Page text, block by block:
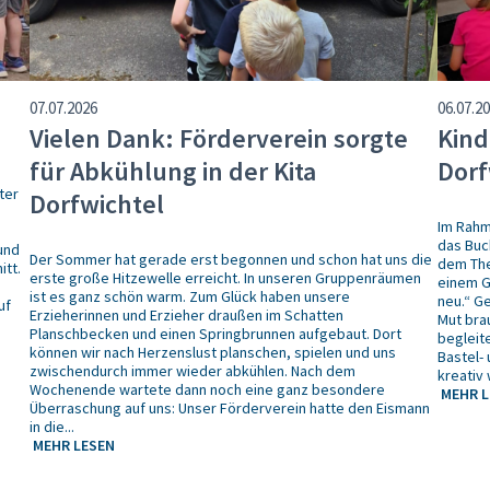
07.07.2026
Vielen Dank: Förderverein sorgte
für Abkühlung in der Kita
Dorfwichtel
Der Sommer hat gerade erst begonnen und schon hat uns die
erste große Hitzewelle erreicht. In unseren Gruppenräumen
ist es ganz schön warm. Zum Glück haben unsere
Erzieherinnen und Erzieher draußen im Schatten
Planschbecken und einen Springbrunnen aufgebaut. Dort
können wir nach Herzenslust planschen, spielen und uns
zwischendurch immer wieder abkühlen. Nach dem
Wochenende wartete dann noch eine ganz besondere
Überraschung auf uns: Unser Förderverein hatte den Eismann
in die...
MEHR LESEN
Im
das
dem
einem
neu.“
Mut
Bastel-
kreativ
MEHR